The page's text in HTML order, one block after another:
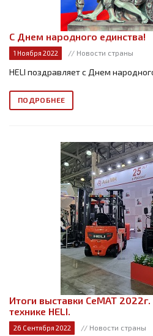
С Днем народного единства!
1 Ноября 2022 // Новости страны
HELI поздравляет с Днем
ПОДРОБНЕЕ
Итоги выставки СеМАТ
технике HELI.
26 Сентября 2022 // Новости страны